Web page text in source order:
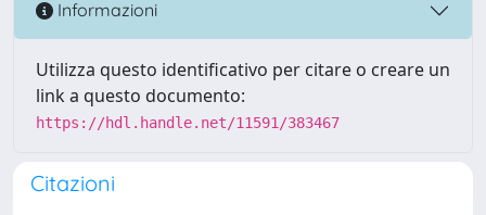
Informazioni
Utilizza questo identificativo per citare o creare un
link a questo documento:
https://hdl.handle.net/11591/383467
Citazioni